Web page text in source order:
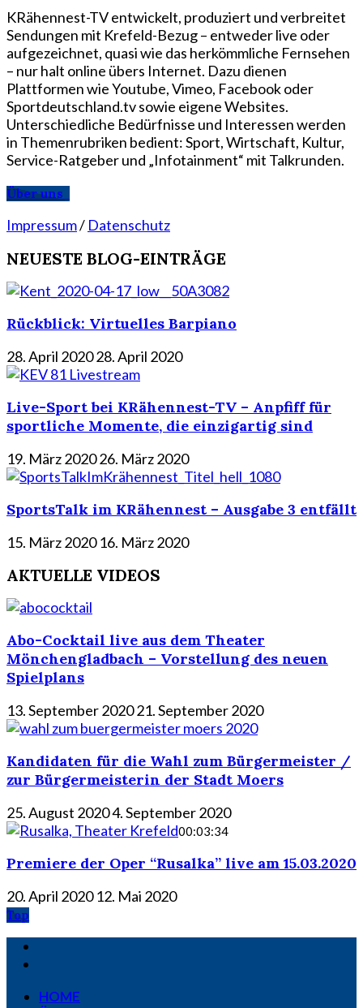
KRähennest-TV entwickelt, produziert und verbreitet
Sendungen mit Krefeld-Bezug – entweder live oder
aufgezeichnet, quasi wie das herkömmliche Fernsehen
– nur halt online übers Internet. Dazu dienen
Plattformen wie Youtube, Vimeo, Facebook oder
Sportdeutschland.tv sowie eigene Websites.
Unterschiedliche Bedürfnisse und Interessen werden
in Themenrubriken bedient: Sport, Wirtschaft, Kultur,
Service-Ratgeber und „Infotainment“ mit Talkrunden.
Über uns
Impressum/ Datenschutz
NEUESTE BLOG-EINTRÄGE
Rückblick: Virtuelles Barpiano
28. April 202028. April 2020
Live-Sport bei KRähennest-TV – Anpfiff für
sportliche Momente, die einzigartig sind
19. März 202026. März 2020
SportsTalk im KRähennest – Ausgabe 3 entfällt
15. März 2020 16. März 2020
AKTUELLE VIDEOS
Abo-Cocktail live aus dem Theater
Mönchengladbach – Vorstellung des neuen
Spielplans
13. September 202021. September 2020
Kandidaten für die Wahl zum Bürgermeister /
zur Bürgermeisterin der Stadt Moers
25. August 20204. September 2020
00:03:34
Premiere der Oper “Rusalka” live am 15.03.2020
20. April 2020 12. Mai 2020
Top
HOME